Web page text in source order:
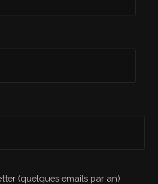
(quelques emails par an)